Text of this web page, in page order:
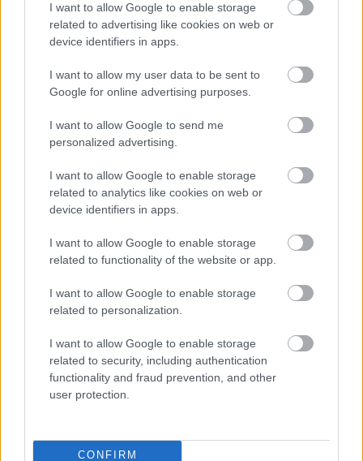
I want to allow Google to enable storage
related to advertising like cookies on web or
device identifiers in apps.
I want to allow my user data to be sent to
Google for online advertising purposes.
I want to allow Google to send me
personalized advertising.
I want to allow Google to enable storage
related to analytics like cookies on web or
device identifiers in apps.
I want to allow Google to enable storage
related to functionality of the website or app.
I want to allow Google to enable storage
related to personalization.
I want to allow Google to enable storage
related to security, including authentication
functionality and fraud prevention, and other
user protection.
CONFIRM
VIDEO. “Kas viņa ir – skolotāja vai
nākamā Lielbritānijas karaliene?”:
“nepiemērota” tērpa izvēli
sabiedrībā ģērbusies kleitā, ko
tagad vēlas iegādāties teju visas
VIDEO,FOTO. Pārsteigums Parīzes
priekšā uz kailas supermodeles
ķermeņa uzsmidzina kleitu
FOTO. Spānijas karaliene Letīcija
pastaigā dodas ģērbusies “Zara”
nokritizē
FOTO. “Tērps pa tiešo no Maskavas
izraisa “vētru”
Atcelt Ziņot